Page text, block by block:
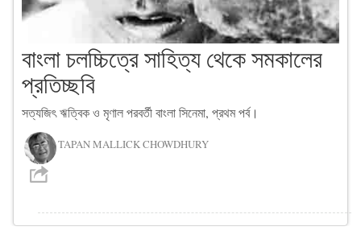
বাংলা চলচ্চিত্রে সাহিত্য থেকে সমকালের
প্রতিচ্ছবি
সত্যজিৎ ঋত্বিক ও মৃণাল পরবর্তী বাংলা সিনেমা, প্রথম পর্ব।
TAPAN MALLICK CHOWDHURY